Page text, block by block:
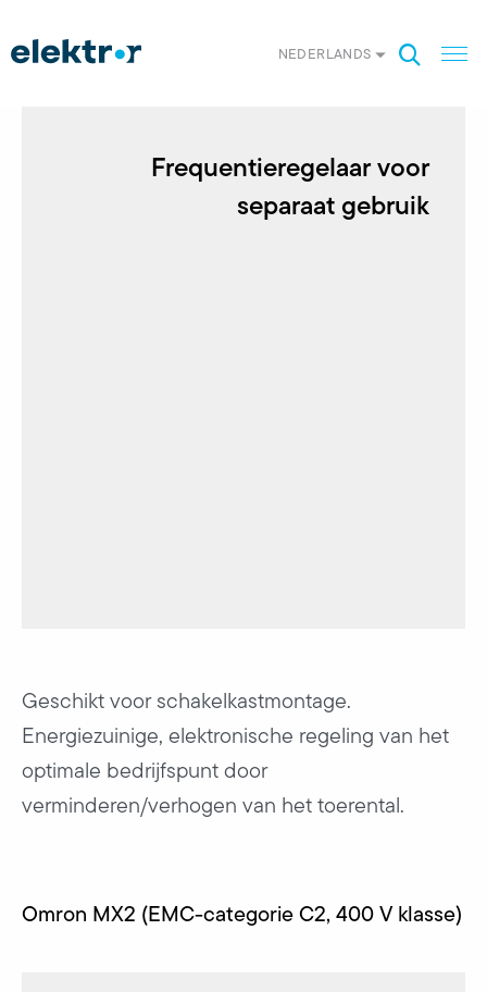
NEDERLANDS
Frequentieregelaar voor
separaat gebruik
Geschikt voor schakelkastmontage.
Energiezuinige, elektronische regeling van het
optimale bedrijfspunt door
verminderen/verhogen van het toerental.
Omron MX2 (EMC-categorie C2, 400 V klasse)